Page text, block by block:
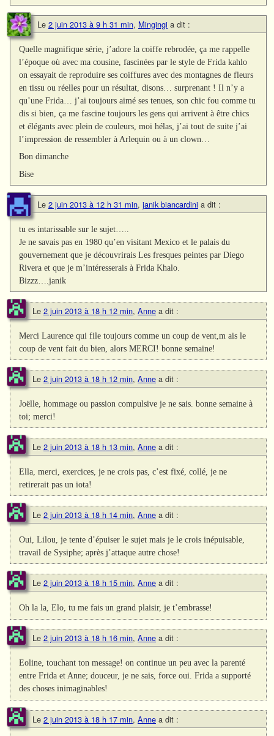
Le 2 juin 2013 à 9 h 31 min, Mingingi a dit :
Quelle magnifique série, j’adore la coiffe rebrodée, ça me rappelle
l’époque où avec ma cousine, fascinées par le style de Frida kahlo
on essayait de reproduire ses coiffures avec des montagnes de fleurs
en tissu ou réelles pour un résultat, disons… surprenant ! Il n’y a
qu’une Frida… j’ai toujours aimé ses tenues, son chic fou comme tu
dis si bien, ça me fascine toujours les gens qui arrivent à être chics
et élégants avec plein de couleurs, moi hélas, j’ai tout de suite j’ai
l’impression de ressembler à Arlequin ou à un clown…
Bon dimanche
Bise
Le 2 juin 2013 à 12 h 31 min, janik biancardini a dit :
tu es intarissable sur le sujet…..
Je ne savais pas en 1980 qu’en visitant Mexico et le palais du
gouvernement que je découvrirais Les fresques peintes par Diego
Rivera et que je m’intéresserais à Frida Khalo.
Bizzz….janik
Le 2 juin 2013 à 18 h 12 min, Anne a dit :
Merci Laurence qui file toujours comme un coup de vent,m ais le
coup de vent fait du bien, alors MERCI! bonne semaine!
Le 2 juin 2013 à 18 h 12 min, Anne a dit :
Joëlle, hommage ou passion compulsive je ne sais. bonne semaine à
toi; merci!
Le 2 juin 2013 à 18 h 13 min, Anne a dit :
Ella, merci, exercices, je ne crois pas, c’est fixé, collé, je ne
retirerait pas un iota!
Le 2 juin 2013 à 18 h 14 min, Anne a dit :
Oui, Lilou, je tente d’épuiser le sujet mais je le crois inépuisable,
travail de Sysiphe; après j’attaque autre chose!
Le 2 juin 2013 à 18 h 15 min, Anne a dit :
Oh la la, Elo, tu me fais un grand plaisir, je t’embrasse!
Le 2 juin 2013 à 18 h 16 min, Anne a dit :
Eoline, touchant ton message! on continue un peu avec la parenté
entre Frida et Anne; douceur, je ne sais, force oui. Frida a supporté
des choses inimaginables!
Le 2 juin 2013 à 18 h 17 min, Anne a dit :